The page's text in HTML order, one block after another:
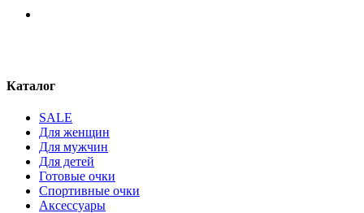
Каталог
SALE
Для женщин
Для мужчин
Для детей
Готовые очки
Спортивные очки
Аксессуары